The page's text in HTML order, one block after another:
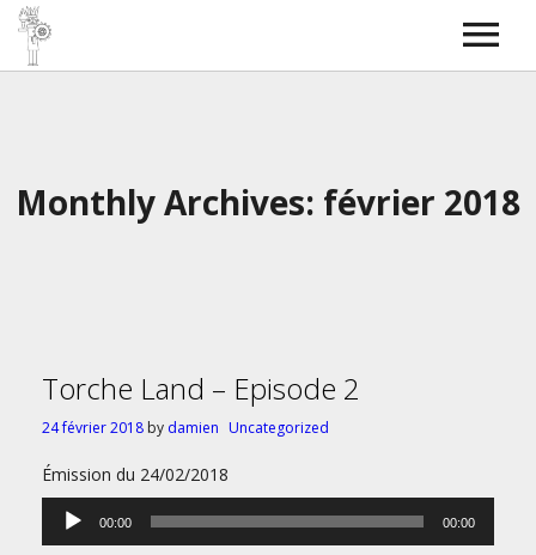
Monthly Archives: février 2018
Torche Land – Episode 2
24 février 2018 by damien Uncategorized
Émission du 24/02/2018
Lecteur
audio
00:00 00:00